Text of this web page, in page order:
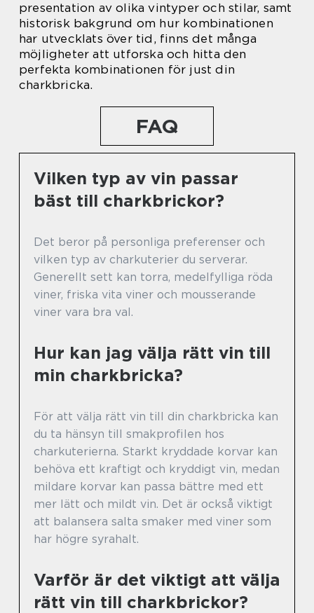
presentation av olika vintyper och stilar, samt
historisk bakgrund om hur kombinationen
har utvecklats över tid, finns det många
möjligheter att utforska och hitta den
perfekta kombinationen för just din
charkbricka.
FAQ
Vilken typ av vin passar
bäst till charkbrickor?
Det beror på personliga preferenser och
vilken typ av charkuterier du serverar.
Generellt sett kan torra, medelfylliga röda
viner, friska vita viner och mousserande
viner vara bra val.
Hur kan jag välja rätt vin till
min charkbricka?
För att välja rätt vin till din charkbricka kan
du ta hänsyn till smakprofilen hos
charkuterierna. Starkt kryddade korvar kan
behöva ett kraftigt och kryddigt vin, medan
mildare korvar kan passa bättre med ett
mer lätt och mildt vin. Det är också viktigt
att balansera salta smaker med viner som
har högre syrahalt.
Varför är det viktigt att välja
rätt vin till charkbrickor?